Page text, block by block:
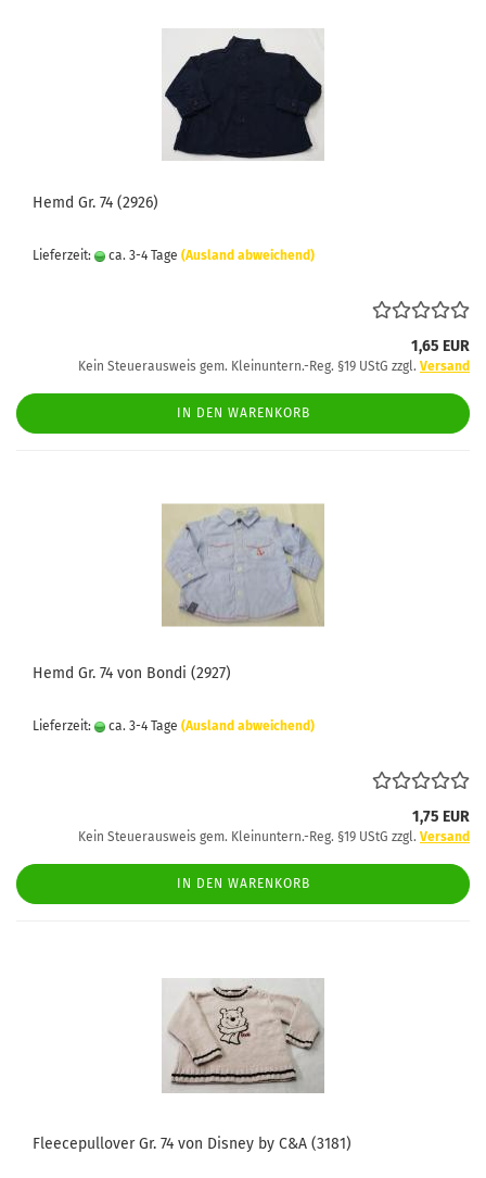
Hemd Gr. 74 (2926)
Lieferzeit: ca. 3-4 Tage (Ausland abweichend)
1,65 EUR
Kein Steuerausweis gem. Kleinuntern.-Reg. §19 UStG zzgl. Versand
IN DEN WARENKORB
Hemd Gr. 74 von Bondi (2927)
Lieferzeit: ca. 3-4 Tage (Ausland abweichend)
1,75 EUR
Kein Steuerausweis gem. Kleinuntern.-Reg. §19 UStG zzgl. Versand
IN DEN WARENKORB
Fleecepullover Gr. 74 von Disney by C&A (3181)